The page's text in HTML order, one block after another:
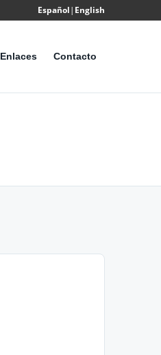
Español| English
Enlaces Contacto